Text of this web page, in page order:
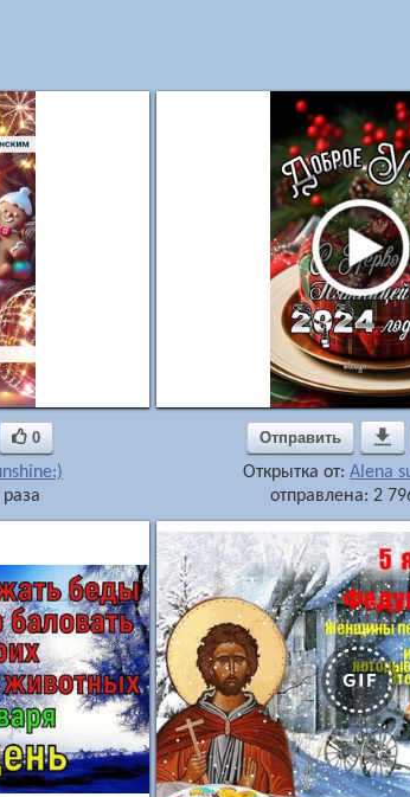
 0 Отправить
Открытка от:Alena
отправлена: 2